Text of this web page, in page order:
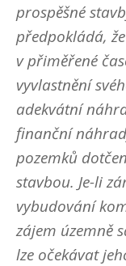
prospěšné
předpokládá,
v přiměřené
vyvlastnění
adekvátní
finanční
pozemků
stavbou. Je-li
vybudování
zájem územně
lze očekávat